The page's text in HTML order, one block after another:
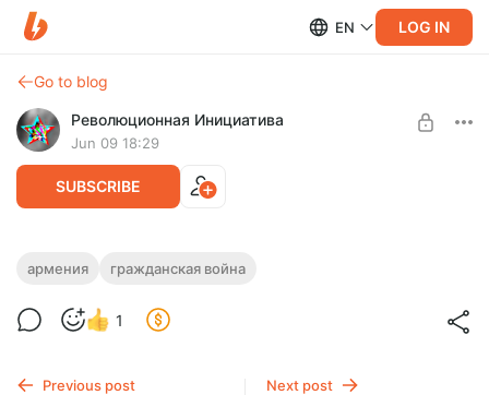
EN LOG IN
Go to blog
Революционная Инициатива
Jun 09 18:29
SUBSCRIBE
Армения в период Гражданской войны
Представляем вашему вниманию наш разговор о событиях
в Армении в период Гражданской войны (1918-1920 годы).
армения гражданская война
1
Previous post
Next post